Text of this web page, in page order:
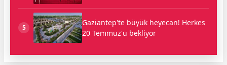
5
Gaziantep'te büyük heyecan! Herkes
20 Temmuz'u bekliyor